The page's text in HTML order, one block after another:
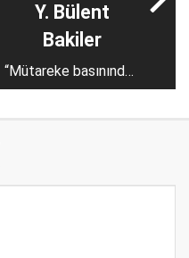
Y. Bülent
Bakiler
“Mütareke basınından
bile hain”